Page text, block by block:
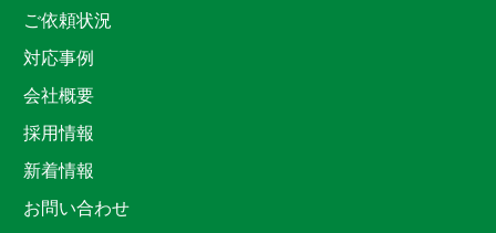
ご依頼状況
対応事例
会社概要
採用情報
新着情報
お問い合わせ